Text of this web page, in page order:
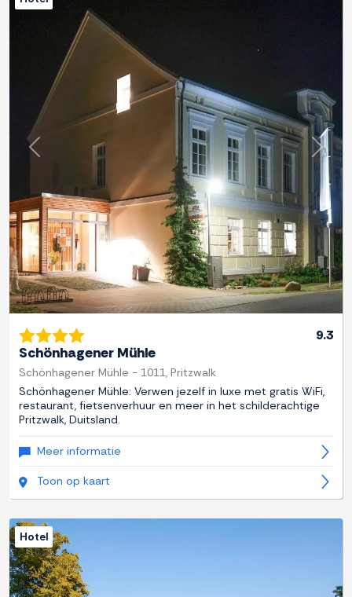
Previous Next
9.3
Schönhagener Mühle
Schönhagener Mühle - 1011, Pritzwalk
Schönhagener Mühle: Verwen jezelf in luxe met gratis WiFi,
restaurant, fietsenverhuur en meer in het schilderachtige
Pritzwalk, Duitsland.
Meer informatie
Toon op kaart
Hotel